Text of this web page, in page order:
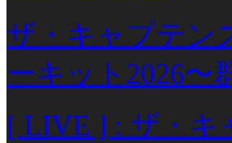
ザ・キャプテン
ーキット2026〜
[ LIVE ] : ザ・キ